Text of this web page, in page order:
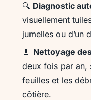
🔍 Diagnostic
visuellement
jumelles ou d’un
🧹 Nettoyage
deux fois par an,
feuilles et les
côtière.